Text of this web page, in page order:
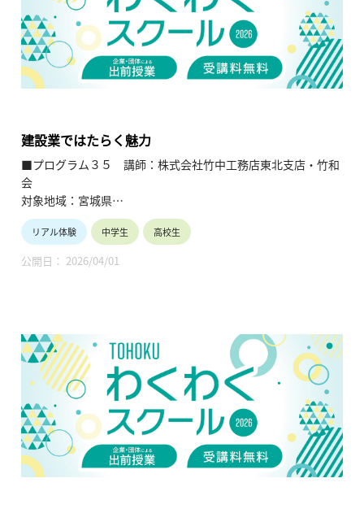
【TOHOKUわくわくスクール】主催：公益財団法人東北活性化
研究センター（https://www.kasseiken.jp/）
東北6県ならびに新潟県の小学生・中学生・高校生を対象と
し、当地域に所在し活躍している様々な分野の企業や団体とを
の理解を深めると共に、将来の選択肢の参考としてもらうこと
を目的とします。
建設業ではたらく魅力
■プログラム３５ 講師：株式会社竹中工務店東北支店・竹和
会
対象地域：宮城県
【テーマ】
建設業ではたらく魅力
【TOHOKUわくわくスクール】主催：公益財団法人東北活性化
研究センター（https://www.kasseiken.jp/）
東北6県ならびに新潟県の小学生・中学生・高校生を対象と
し、当地域に所在し活躍している様々な分野の企業や団体とを
繋ぐ出前授業です。学問の面白さ・楽しさに触れつつ、地元の
企業や団体の活動内容に触れることで、地元の地域社会・産業
の理解を深めると共に、将来の選択肢の参考としてもらうこと
リアル体験 中学生 高校生
公開日： 2026/04/01